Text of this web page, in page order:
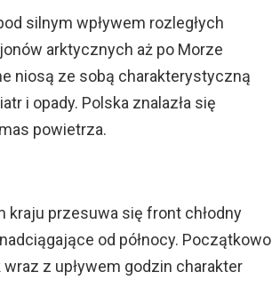
silnym wpływem rozległych
arktycznych aż po Morze
niosą ze sobą charakterystyczną
i opady. Polska znalazła się
powietrza.
kraju przesuwa się front chłodny
od północy. Początkowo
z upływem godzin charakter